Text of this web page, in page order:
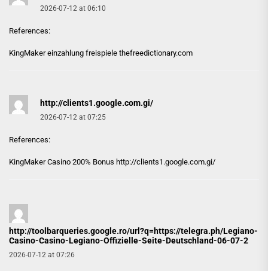
2026-07-12 at 06:10
References:
KingMaker einzahlung freispiele thefreedictionary.com
http://clients1.google.com.gi/
2026-07-12 at 07:25
References:
KingMaker Casino 200% Bonus http://clients1.google.com.gi/
http://toolbarqueries.google.ro/url?q=https://telegra.ph/Legiano-
Casino-Casino-Legiano-Offizielle-Seite-Deutschland-06-07-2
2026-07-12 at 07:26